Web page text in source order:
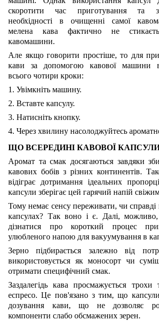
скоротити час приготування та
необхідності в очищенні самої
мелена кава фактично не
кавомашини.
Але якщо говорити простіше, то для
кави за допомогою кавової машини
всього чотири кроки:
1. Увімкніть машину.
2. Вставте капсулу.
3. Натисніть кнопку.
4. Через хвилину насолоджуйтесь
ЩО ВСЕРЕДИНІ КАВОВОЇ
Аромат та смак досягаються завдяки
кавових бобів з різних континентів.
відіграє дотримання ідеальних
капсули зберігає цей гарячий напій
Тому немає сенсу переживати, чи справді
капсулах? Так воно і є. Далі,
дізнатися про короткий процес
улюбленого напою для вакуумування в
Зерно підбирається залежно від
використовується як моносорт чи
отримати специфічний смак.
Заздалегідь кава просмажується
еспресо. Це пов'язано з тим, що
дозування кави, що не дозволяє
компоненти слабо обсмажених зерен.